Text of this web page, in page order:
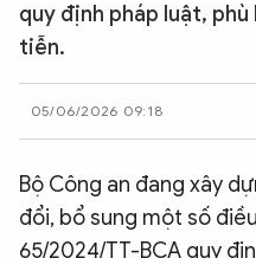
XÃ HỘI
PHÁP LUẬT
CÔNG NGHỆ
QUỐC TẾ
quy định pháp luật,
tiễn.
05/06/2026 09:18
Bộ Công an đang xây
đổi, bổ sung một số
65/2024/TT-BCA quy